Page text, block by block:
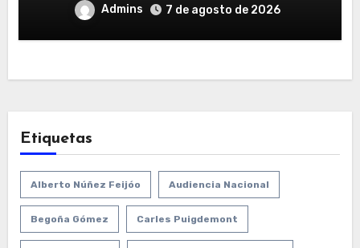
Admins 7 de agosto de 2026
Etiquetas
Alberto Núñez Feijóo Audiencia Nacional
Begoña Gómez Carles Puigdemont